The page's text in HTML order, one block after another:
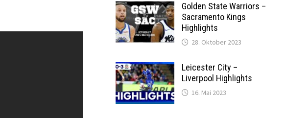
Golden State Warriors –
Sacramento Kings
Highlights
28. Oktober 2023
Leicester City –
Liverpool Highlights
16. Mai 2023